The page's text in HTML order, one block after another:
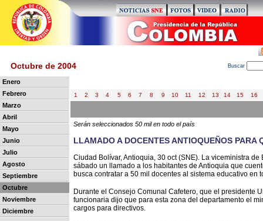
Octubre de 2004 Buscar
Enero
Febrero
Marzo
Abril
Mayo
Junio
Julio
Agosto
Septiembre
Octubre
Noviembre
Diciembre
1 2 3 4 5 6 7 8 9 10 11 12 13 14 15 16
Serán seleccionados 50 mil en todo el país
LLAMADO A DOCENTES ANTIOQUEÑOS PARA
Ciudad Bolívar, Antioquia, 30 oct (SNE). La viceministra
sábado un llamado a los habitantes de Antioquia que
busca contratar a 50 mil docentes al sistema educativo en
Durante el Consejo Comunal Cafetero, que el presidente
funcionaria dijo que para esta zona del departamento el
cargos para directivos.